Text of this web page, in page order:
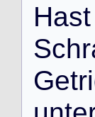
Hast
Schr
Getri